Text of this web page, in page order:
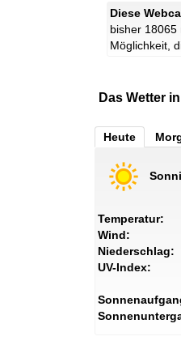
Diese
bisher 18065
Möglichkeit,
Das Wetter
Heute
Temperatur:
Wind:
Niederschlag:
UV-Index: